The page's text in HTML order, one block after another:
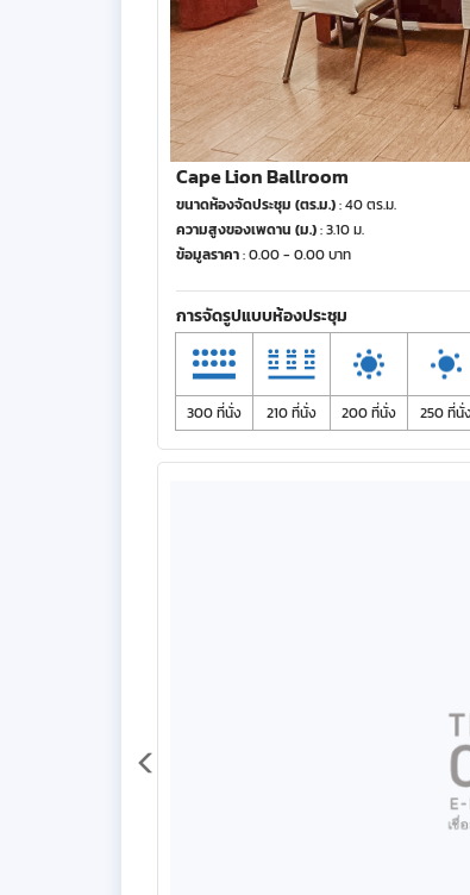
Cape Lion Ballroom
ขนาดห้องจัดประชุม (ตร.ม.): 40 ตร.ม.
ความสูงของเพดาน (ม.): 3.10 ม.
ข้อมูลราคา: 0.00 - 0.00 บาท
การจัดรูปแบบห้องประชุม
300 ที่นั่ง 210 ที่นั่ง 200 ที่นั่ง 250 ที่นั่